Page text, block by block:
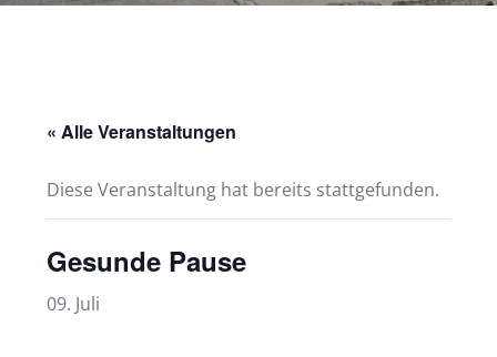
« Alle Veranstaltungen
Diese Veranstaltung hat bereits stattgefunden.
Gesunde Pause
09. Juli